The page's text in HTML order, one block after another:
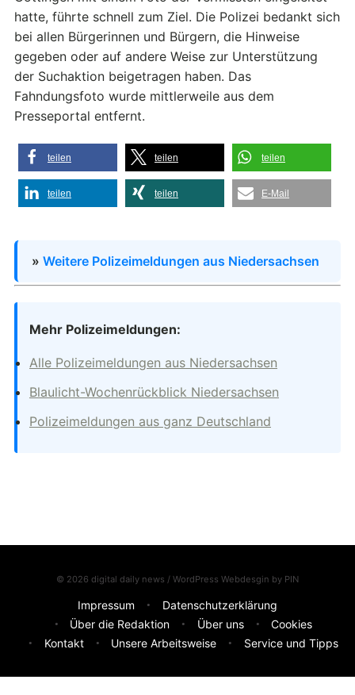
hatte, führte schnell zum Ziel. Die Polizei bedankt sich
bei allen Bürgerinnen und Bürgern, die Hinweise
gegeben oder auf andere Weise zur Unterstützung
der Suchaktion beigetragen haben. Das
Fahndungsfoto wurde mittlerweile aus dem
Presseportal entfernt.
teilen teilen teilen
teilen teilen E-Mail
» Weitere Polizeimeldungen aus Niedersachsen
Mehr Polizeimeldungen:
Alle Polizeimeldungen aus Niedersachsen
Blaulicht-Wochenrückblick Niedersachsen
Polizeimeldungen aus ganz Deutschland
© 2026 digital daily news / WordPress Webdesgin by PIN
Impressum
Datenschutzerklärung
Über die Redaktion
Über uns
Cookies
Kontakt
Unsere Arbeitsweise Service und Tipps